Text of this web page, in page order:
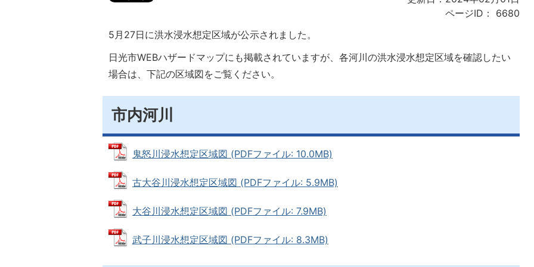
ページID：
6680
5月27日に洪水浸水想定区域が公示されました。
日光市WEBハザードマップにも掲載されていますが、各河川の洪水浸水想定区域を確認したい
場合は、下記の区域図をご覧ください。
市内河川
鬼怒川浸水想定区域図 (PDFファイル: 10.0MB)
古大谷川浸水想定区域図 (PDFファイル: 5.9MB)
大谷川浸水想定区域図 (PDFファイル: 7.9MB)
武子川浸水想定区域図 (PDFファイル: 8.3MB)